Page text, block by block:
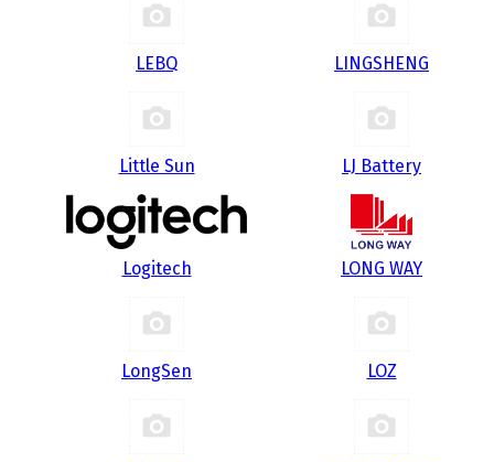
LEBQ LINGSHENG
Little Sun LJ Battery
Logitech LONG WAY
LongSen LOZ